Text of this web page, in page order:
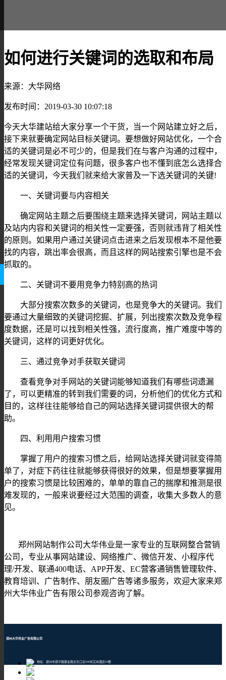
如何进行关键词的选取和布局
来源：大华网络
发布时间：2019-03-30 10:07:18
今天大华建站给大家分享一个干货，当一个网站建立好之后，
接下来就要确定网站目标关键词。要想做好网站优化，一个合
适的关键词是必不可少的，但是我们在与客户沟通的过程中，
经常发现关键词定位有问题，很多客户也不懂到底怎么选择合
适的关键词，今天我们就来给大家普及一下选关键词的关键!
一、关键词要与内容相关
确定网站主题之后要围绕主题来选择关键词，网站主题以
及站内内容和关键词的相关性一定要强，否则就违背了相关性
的原则。如果用户通过关键词点击进来之后发现根本不是他要
找的内容，跳出率会很高，而且这样的网站搜索引擎也是不会
抓取的。
二、关键词不要用竞争力特别高的热词
大部分搜索次数多的关键词，也是竞争大的关键词。我们
要通过大量细致的关键词挖掘、扩展，列出搜索次数及竞争程
度数据，还是可以找到相关性强，流行度高，推广难度中等的
关键词，这样的词更好优化。
三、通过竞争对手获取关键词
查看竞争对手网站的关键词能够知道我们有哪些词遗漏
了，可以更精准的转到我们需要的词，分析他们的优化方式和
目的，这样往往能够给自己的网站选择关键词提供很大的帮
助。
四、利用用户搜索习惯
掌握了用户的搜索习惯之后，给网站选择关键词就变得简
单了，对症下药往往就能够获得很好的效果，但是想要掌握用
户的搜索习惯是比较困难的，单单的靠自己的揣摩和推测是很
难发现的，一般来说要经过大范围的调查，收集大多数人的意
见。
郑州网站制作公司大华伟业是一家专业的互联网整合营销
公司，专业从事网站建设、网络推广、微信开发、小程序代
理/开发、联通400电话、APP开发、EC营客通销售管理软件、
教育培训、广告制作、朋友圈广告等诸多服务，欢迎大家来郑
州大华伟业广告有限公司参观咨询了解。
郑州大华伟业广告有限公司
地址：郑州市郑汴路建业路交叉口北500米艾尚酒店10楼